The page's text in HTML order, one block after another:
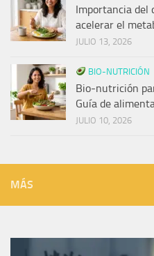
Importancia del
acelerar el
JULIO 13, 2026
BIO-NUTRICIÓN
Bio-nutrición
Guía de
JULIO 10, 2026
MÁS